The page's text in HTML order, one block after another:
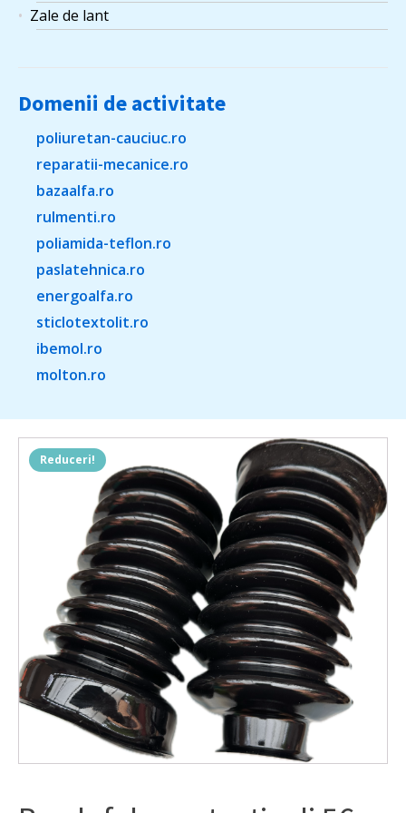
Zale de lant
Domenii de activitate
poliuretan-cauciuc.ro
reparatii-mecanice.ro
bazaalfa.ro
rulmenti.ro
poliamida-teflon.ro
paslatehnica.ro
energoalfa.ro
sticlotextolit.ro
ibemol.ro
molton.ro
Reduceri!